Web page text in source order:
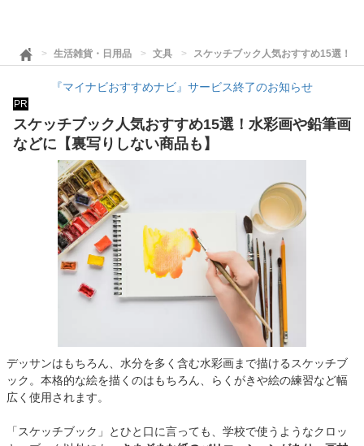
生活雑貨・日用品 文具 スケッチブック人気おすすめ15選！
『マイナビおすすめナビ』サービス終了のお知らせ
PR
スケッチブック人気おすすめ15選！水彩画や鉛筆画
などに【裏写りしない商品も】
デッサンはもちろん、水分を多く含む水彩画まで描けるスケッチブ
ック。本格的な絵を描くのはもちろん、らくがきや絵の練習など幅
広く使用されます。
「スケッチブック」とひと口に言っても、学校で使うようなクロッ